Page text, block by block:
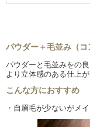
パウダー＋毛並み（コ
パウダーと毛並みをの
より立体感のある仕上が
こんな方におすすめ
・自眉毛が少ないがメ